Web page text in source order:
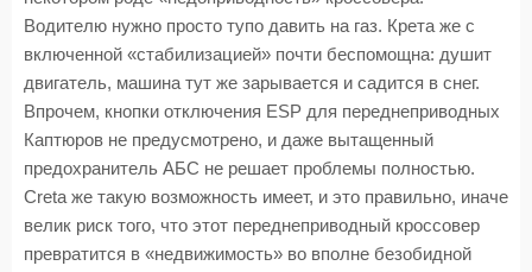
Водителю нужно просто тупо давить на газ. Крета же с
включенной «стабилизацией» почти беспомощна: душит
двигатель, машина тут же зарывается и садится в снег.
Впрочем, кнопки отключения ESP для переднеприводных
Каптюров не предусмотрено, и даже вытащенный
предохранитель АБС не решает проблемы полностью.
Creta же такую возможность имеет, и это правильно, иначе
велик риск того, что этот переднеприводный кроссовер
превратится в «недвижимость» во вполне безобидной